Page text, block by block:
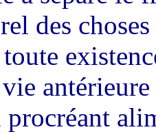
des